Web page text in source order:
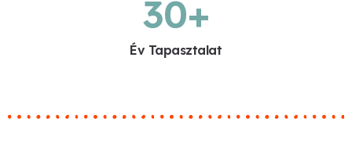
30+
Év Tapasztalat